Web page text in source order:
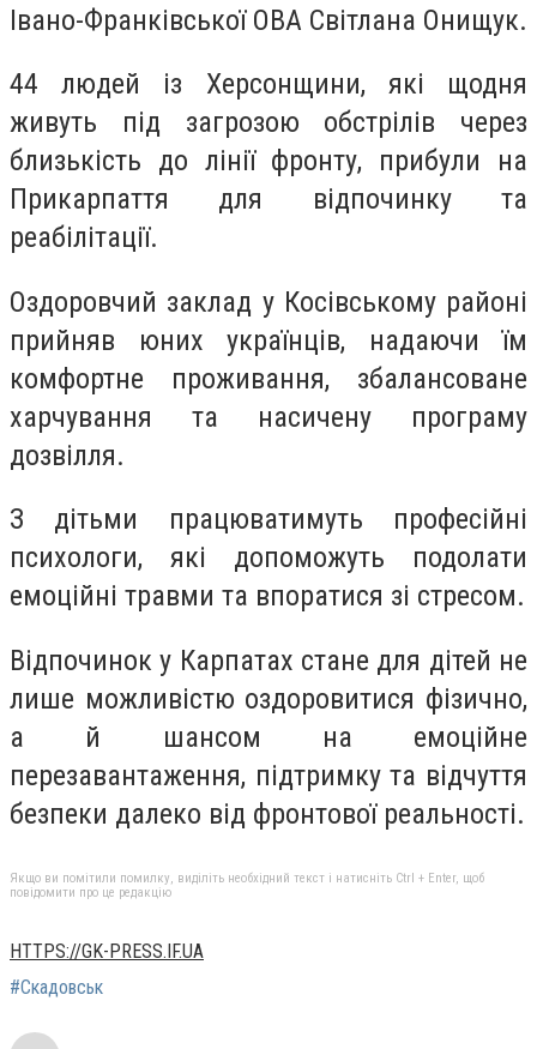
Івано-Франківської ОВА Світлана Онищук.
44 людей із Херсонщини, які щодня
живуть під загрозою обстрілів через
близькість до лінії фронту, прибули на
Прикарпаття для відпочинку та
реабілітації.
Оздоровчий заклад у Косівському районі
прийняв юних українців, надаючи їм
комфортне проживання, збалансоване
харчування та насичену програму
дозвілля.
З дітьми працюватимуть професійні
психологи, які допоможуть подолати
емоційні травми та впоратися зі стресом.
Відпочинок у Карпатах стане для дітей не
лише можливістю оздоровитися фізично,
а й шансом на емоційне
перезавантаження, підтримку та відчуття
безпеки далеко від фронтової реальності.
Якщо ви помітили помилку, виділіть необхідний текст і натисніть Ctrl + Enter, щоб
повідомити про це редакцію
HTTPS://GK-PRESS.IF.UA
#Скадовськ